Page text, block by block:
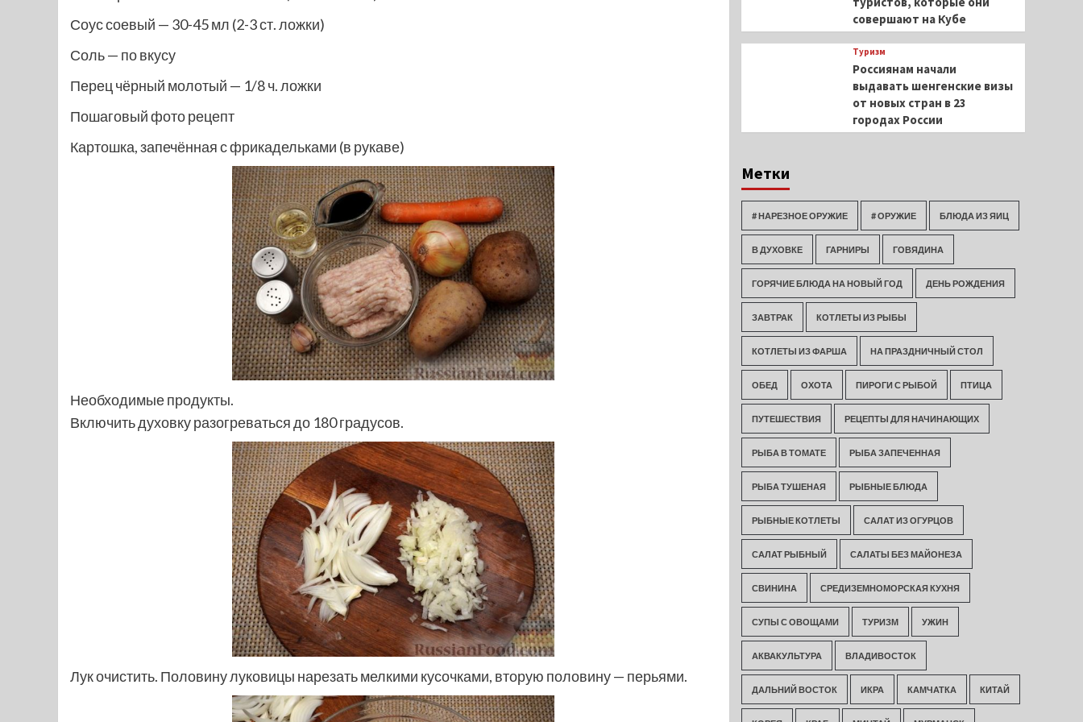
Соус соевый — 30-45 мл (2-3 ст. ложки)
Соль — по вкусу
Перец чёрный молотый — 1/8 ч. ложки
Пошаговый фото рецепт
Картошка, запечённая с фрикадельками (в рукаве)
Необходимые продукты.
Включить духовку разогреваться до 180 градусов.
Лук очистить. Половину луковицы нарезать мелкими кусочками, вторую половину — перьями.
совершают на Кубе
Туризм
Россиянам начали
выдавать шенгенские визы
от новых стран в 23
городах России
Метки
# НАРЕЗНОЕ ОРУЖИЕ # ОРУЖИЕ БЛЮДА ИЗ ЯИЦ
В ДУХОВКЕ ГАРНИРЫ ГОВЯДИНА
ГОРЯЧИЕ БЛЮДА НА НОВЫЙ ГОД ДЕНЬ РОЖДЕНИЯ
ЗАВТРАК КОТЛЕТЫ ИЗ РЫБЫ
КОТЛЕТЫ ИЗ ФАРША НА ПРАЗДНИЧНЫЙ СТОЛ
ОБЕД ОХОТА ПИРОГИ С РЫБОЙ ПТИЦА
ПУТЕШЕСТВИЯ РЕЦЕПТЫ ДЛЯ НАЧИНАЮЩИХ
РЫБА В ТОМАТЕ РЫБА ЗАПЕЧЕННАЯ
РЫБА ТУШЕНАЯ РЫБНЫЕ БЛЮДА
РЫБНЫЕ КОТЛЕТЫ САЛАТ ИЗ ОГУРЦОВ
САЛАТ РЫБНЫЙ САЛАТЫ БЕЗ МАЙОНЕЗА
СВИНИНА СРЕДИЗЕМНОМОРСКАЯ КУХНЯ
СУПЫ С ОВОЩАМИ ТУРИЗМ УЖИН
АКВАКУЛЬТУРА ВЛАДИВОСТОК
ДАЛЬНИЙ ВОСТОК ИКРА КАМЧАТКА КИТАЙ